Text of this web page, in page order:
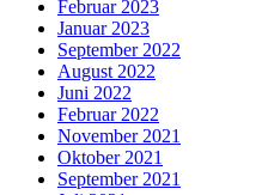
Februar 2023
Januar 2023
September 2022
August 2022
Juni 2022
Februar 2022
November 2021
Oktober 2021
September 2021